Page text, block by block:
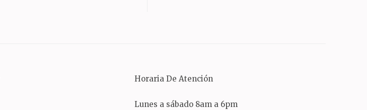
Horaria De Atención
Lunes a sábado 8am a 6pm